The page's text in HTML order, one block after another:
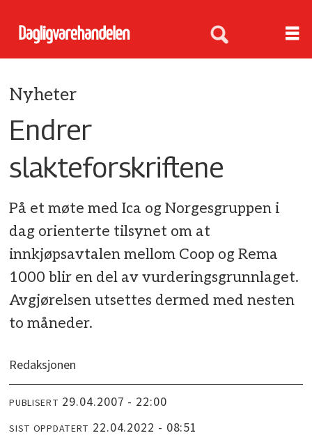
Nyheter
Endrer
slakteforskriftene
På et møte med Ica og Norgesgruppen i
dag orienterte tilsynet om at
innkjøpsavtalen mellom Coop og Rema
1000 blir en del av vurderingsgrunnlaget.
Avgjørelsen utsettes dermed med nesten
to måneder.
Redaksjonen
PUBLISERT 29.04.2007 - 22:00
SIST OPPDATERT 22.04.2022 - 08:51